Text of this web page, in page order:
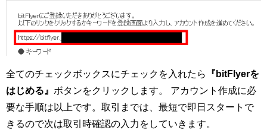
全てのチェックボックスにチェックを入れたら
『bitFlyerを
はじめる』 ボタンをクリックします。 アカウント作成に必
要な手順は以上です。取引までは、最短で即日スタートで
きるので次は取引時確認の入力をしていきます。